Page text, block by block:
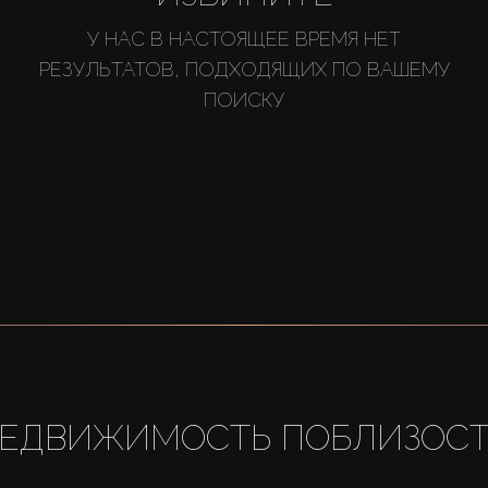
У НАС В НАСТОЯЩЕЕ ВРЕМЯ НЕТ
РЕЗУЛЬТАТОВ, ПОДХОДЯЩИХ ПО ВАШЕМУ
ПОИСКУ